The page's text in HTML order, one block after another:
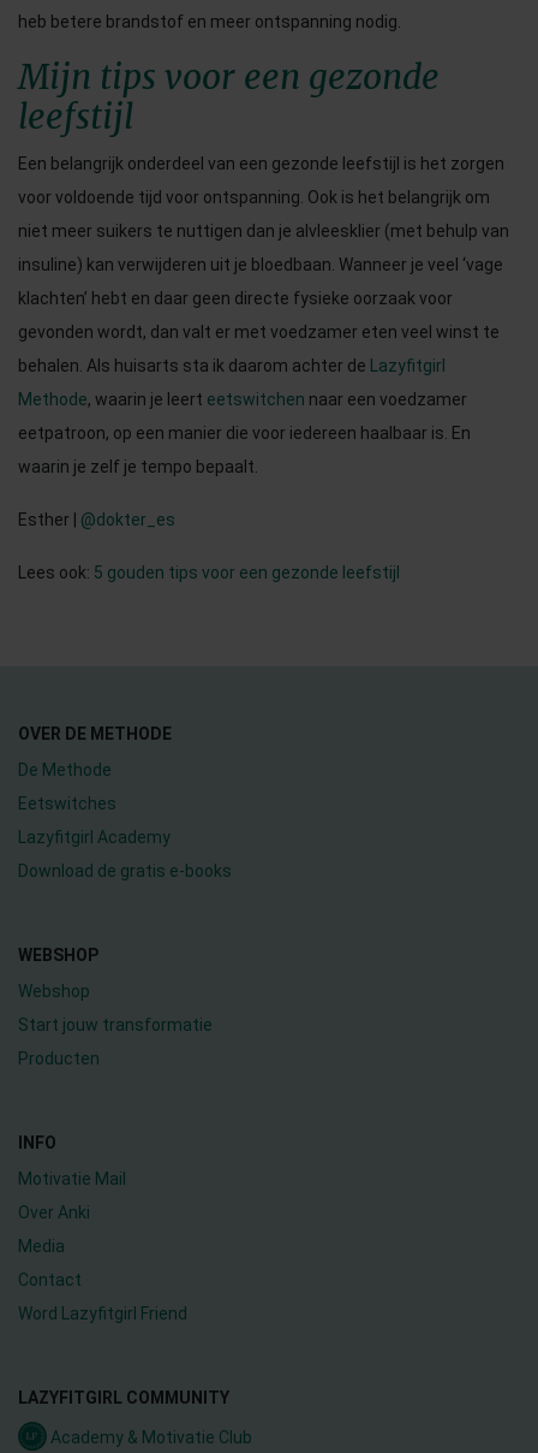
heb betere brandstof en meer ontspanning nodig.
Mijn tips voor een gezonde
leefstijl
Een belangrijk onderdeel van een gezonde leefstijl is het zorgen
voor voldoende tijd voor ontspanning. Ook is het belangrijk om
niet meer suikers te nuttigen dan je alvleesklier (met behulp van
insuline) kan verwijderen uit je bloedbaan. Wanneer je veel ‘vage
klachten’ hebt en daar geen directe fysieke oorzaak voor
gevonden wordt, dan valt er met voedzamer eten veel winst te
behalen. Als huisarts sta ik daarom achter de Lazyfitgirl
Methode, waarin je leert eetswitchen naar een voedzamer
eetpatroon, op een manier die voor iedereen haalbaar is. En
waarin je zelf je tempo bepaalt.
Esther | @dokter_es
Lees ook: 5 gouden tips voor een gezonde leefstijl
OVER DE METHODE
De Methode
Eetswitches
Lazyfitgirl Academy
Download de gratis e-books
WEBSHOP
Webshop
Start jouw transformatie
Producten
INFO
Motivatie Mail
Over Anki
Media
Contact
Word Lazyfitgirl Friend
LAZYFITGIRL COMMUNITY
Academy & Motivatie Club